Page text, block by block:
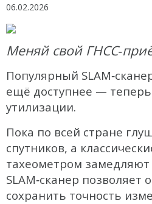
Системы на бульдозеры
Мониторинг
ГНСС-мониторинг
Интерферометрические
БПЛА
Аэрофотокамеры
Геоскан
DJI
06.02.2026
Меняй свой
Популярный
ещё доступнее —
утилизации.
Пока по всей стране
спутников, а
тахеометром замедляют
SLAM‑сканер позволяет
сохранить точность